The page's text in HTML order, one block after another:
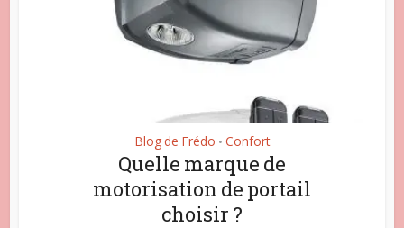
Blog de Frédo • Confort
Quelle marque de
motorisation de portail
choisir ?